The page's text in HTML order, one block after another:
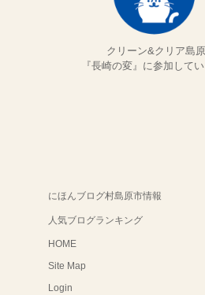
クリーン&クリア島
『長崎の変』に参加して
にほんブログ村島原市情報
人気ブログランキング
HOME
Site Map
Login